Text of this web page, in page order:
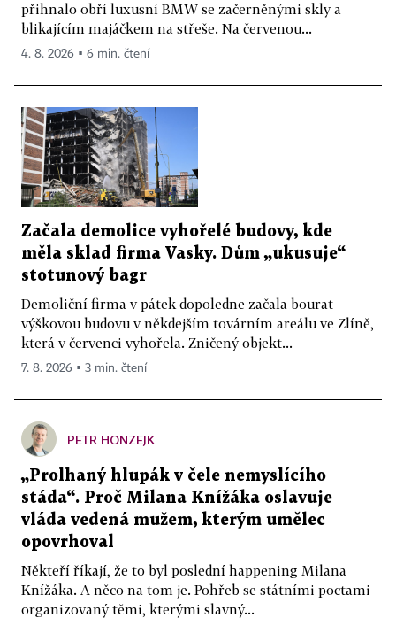
přihnalo obří luxusní BMW se začerněnými skly a
blikajícím majáčkem na střeše. Na červenou...
4. 8. 2026 ▪ 6 min. čtení
Začala demolice vyhořelé budovy, kde
měla sklad firma Vasky. Dům „ukusuje“
stotunový bagr
Demoliční firma v pátek dopoledne začala bourat
výškovou budovu v někdejším továrním areálu ve Zlíně,
která v červenci vyhořela. Zničený objekt...
7. 8. 2026 ▪ 3 min. čtení
PETR HONZEJK
„Prolhaný hlupák v čele nemyslícího
stáda“. Proč Milana Knížáka oslavuje
vláda vedená mužem, kterým umělec
opovrhoval
Někteří říkají, že to byl poslední happening Milana
Knížáka. A něco na tom je. Pohřeb se státními poctami
organizovaný těmi, kterými slavný...